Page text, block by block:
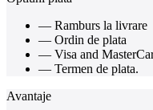
— Ramburs la livrare
— Ordin de plata
— Visa and
— Termen de plata.
Avantaje